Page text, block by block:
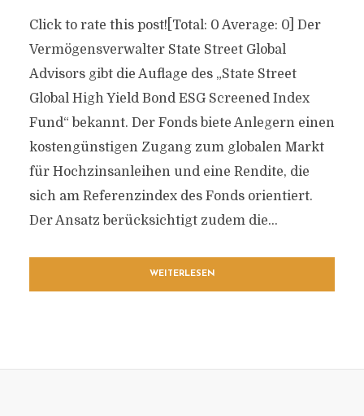
Click to rate this post![Total: 0 Average: 0] Der
Vermögensverwalter State Street Global
Advisors gibt die Auflage des „State Street
Global High Yield Bond ESG Screened Index
Fund“ bekannt. Der Fonds biete Anlegern einen
kostengünstigen Zugang zum globalen Markt
für Hochzinsanleihen und eine Rendite, die
sich am Referenzindex des Fonds orientiert.
Der Ansatz berücksichtigt zudem die...
WEITERLESEN